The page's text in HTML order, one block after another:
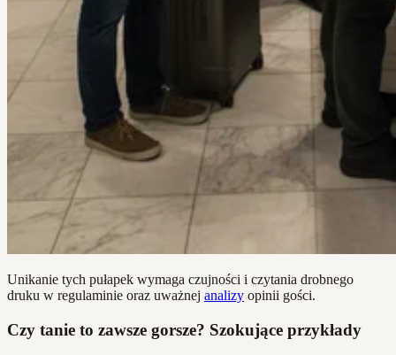
Unikanie tych pułapek wymaga czujności i czytania drobnego
druku w regulaminie oraz uważnej analizy opinii gości.
Czy tanie to zawsze gorsze? Szokujące przykłady